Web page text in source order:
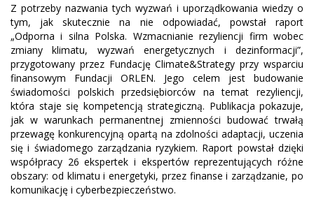
Z potrzeby nazwania tych wyzwań i uporządkowania wiedzy o
tym, jak skutecznie na nie odpowiadać, powstał raport
„Odporna i silna Polska. Wzmacnianie rezyliencji firm wobec
zmiany klimatu, wyzwań energetycznych i dezinformacji”,
przygotowany przez Fundację Climate&Strategy przy wsparciu
finansowym Fundacji ORLEN. Jego celem jest budowanie
świadomości polskich przedsiębiorców na temat rezyliencji,
która staje się kompetencją strategiczną. Publikacja pokazuje,
jak w warunkach permanentnej zmienności budować trwałą
przewagę konkurencyjną opartą na zdolności adaptacji, uczenia
się i świadomego zarządzania ryzykiem. Raport powstał dzięki
współpracy 26 ekspertek i ekspertów reprezentujących różne
obszary: od klimatu i energetyki, przez finanse i zarządzanie, po
komunikację i cyberbezpieczeństwo.